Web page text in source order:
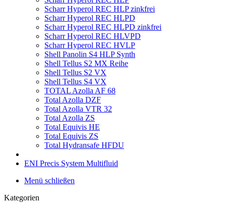
Scharr Hyperol REC HLP zinkfrei
Scharr Hyperol REC HLPD
Scharr Hyperol REC HLPD zinkfrei
Scharr Hyperol REC HLVPD
Scharr Hyperol REC HVLP
Shell Panolin S4 HLP Synth
Shell Tellus S2 MX Reihe
Shell Tellus S2 VX
Shell Tellus S4 VX
TOTAL Azolla AF 68
Total Azolla DZF
Total Azolla VTR 32
Total Azolla ZS
Total Equivis HE
Total Equivis ZS
Total Hydransafe HFDU
ENI Precis System Multifluid
Menü schließen
Kategorien